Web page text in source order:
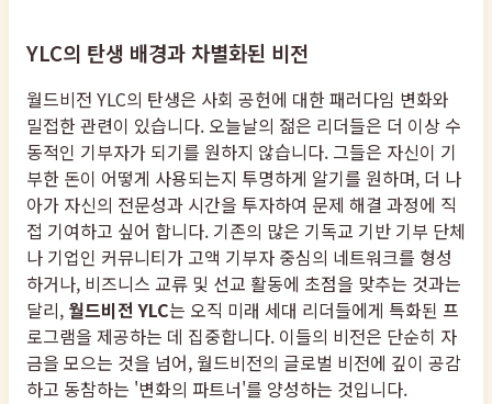
YLC의 탄생 배경과 차별화된 비전
월드비전 YLC의 탄생은 사회 공헌에 대한 패러다임 변화와
밀접한 관련이 있습니다. 오늘날의 젊은 리더들은 더 이상 수
동적인 기부자가 되기를 원하지 않습니다. 그들은 자신이 기
부한 돈이 어떻게 사용되는지 투명하게 알기를 원하며, 더 나
아가 자신의 전문성과 시간을 투자하여 문제 해결 과정에 직
접 기여하고 싶어 합니다. 기존의 많은 기독교 기반 기부 단체
나 기업인 커뮤니티가 고액 기부자 중심의 네트워크를 형성
하거나, 비즈니스 교류 및 선교 활동에 초점을 맞추는 것과는
달리, 월드비전 YLC는 오직 미래 세대 리더들에게 특화된 프
로그램을 제공하는 데 집중합니다. 이들의 비전은 단순히 자
금을 모으는 것을 넘어, 월드비전의 글로벌 비전에 깊이 공감
하고 동참하는 '변화의 파트너'를 양성하는 것입니다.